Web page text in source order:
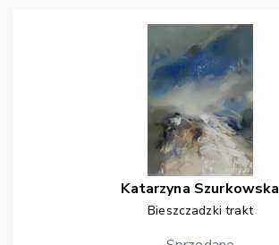
Katarzyna Szurkowska
Bieszczadzki trakt